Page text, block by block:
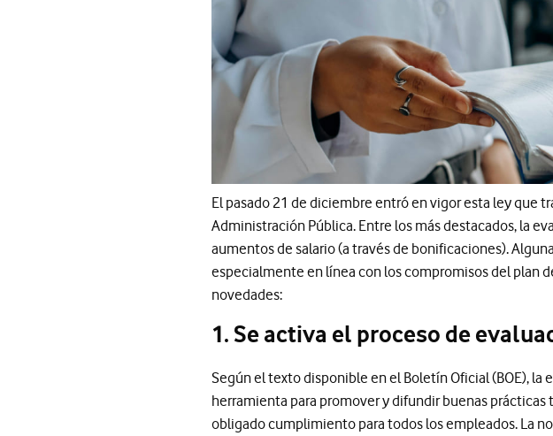
El pasado 21 de diciembre entró en vigor esta ley que
Administración Pública. Entre los más destacados, la
aumentos de salario (a través de bonificaciones).
especialmente en línea con los compromisos del plan
novedades:
1. Se activa el proceso de
Según el texto disponible en el Boletín Oficial (BOE),
herramienta para promover y difundir buenas
obligado cumplimiento para todos los empleados. La